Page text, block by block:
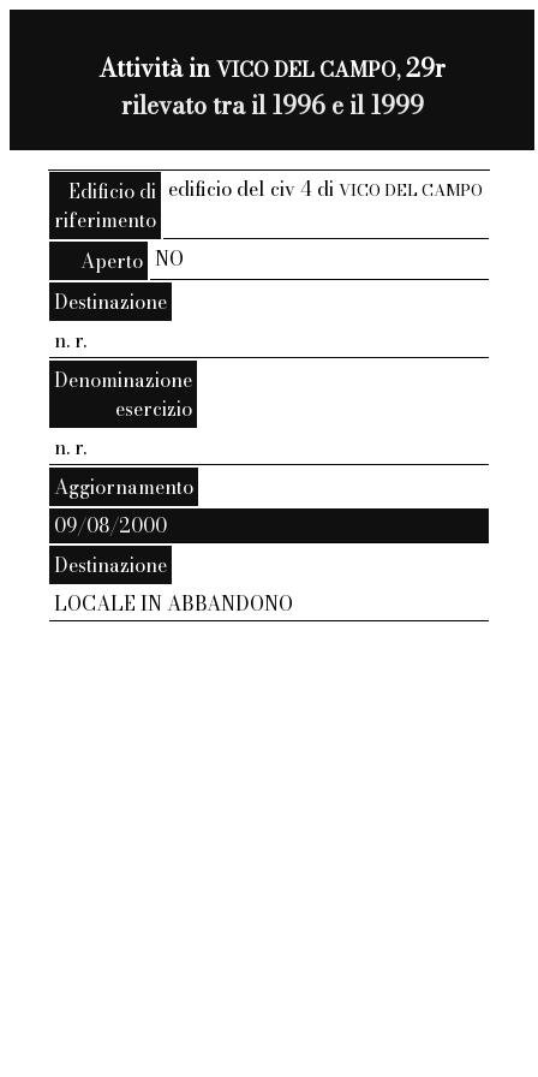
Attività inVICO DEL CAMPO,29r
rilevato tra il 1996 e il 1999
Edificio di
riferimento
edificio del civ 4 diVICO DEL CAMPO
Aperto NO
Destinazione
n. r.
Denominazione
esercizio
n. r.
Aggiornamento
09/08/2000
Destinazione
LOCALE IN ABBANDONO